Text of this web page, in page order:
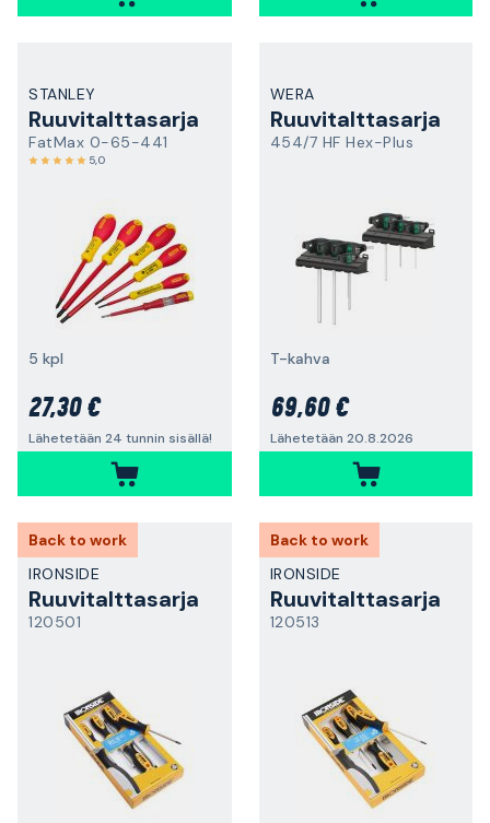
STANLEY
Ruuvitalttasarja
FatMax 0-65-441
5,0
5 kpl
27,30 €
Lähetetään 24 tunnin sisällä!
WERA
Ruuvitalttasarja
454/7 HF Hex-Plus
T-kahva
69,60 €
Lähetetään 20.8.2026
Back to work
IRONSIDE
Ruuvitalttasarja
120501
Back to work
IRONSIDE
Ruuvitalttasarja
120513